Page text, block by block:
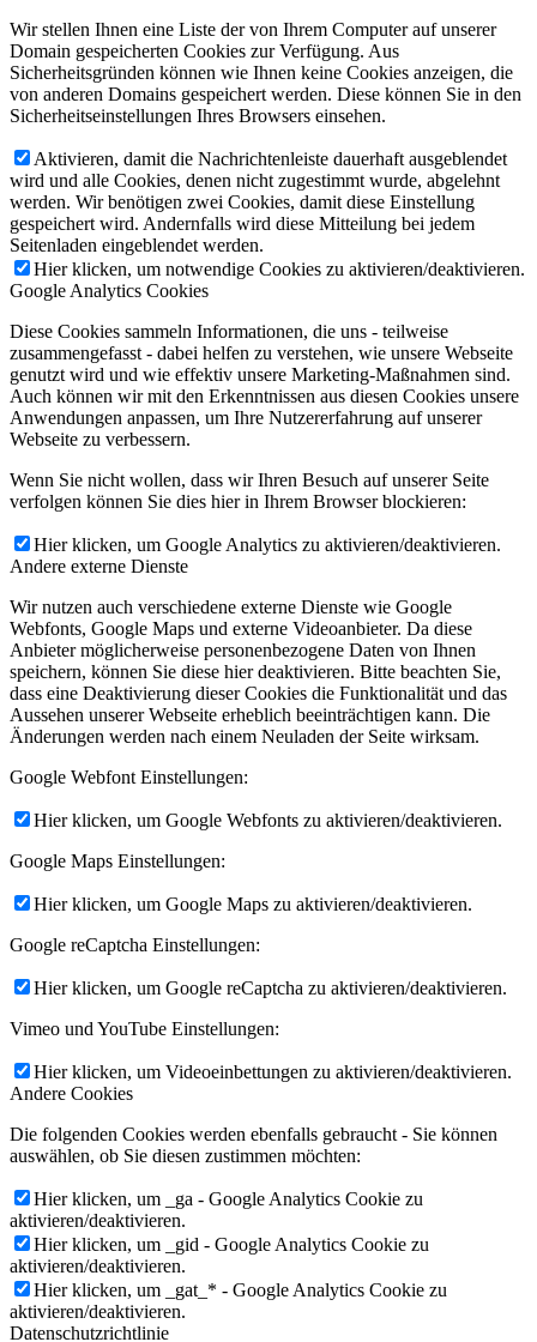
Wir stellen Ihnen eine Liste der von Ihrem Computer auf unserer
Domain gespeicherten Cookies zur Verfügung. Aus
Sicherheitsgründen können wie Ihnen keine Cookies anzeigen, die
von anderen Domains gespeichert werden. Diese können Sie in den
Sicherheitseinstellungen Ihres Browsers einsehen.
Aktivieren, damit die Nachrichtenleiste dauerhaft ausgeblendet
wird und alle Cookies, denen nicht zugestimmt wurde, abgelehnt
werden. Wir benötigen zwei Cookies, damit diese Einstellung
gespeichert wird. Andernfalls wird diese Mitteilung bei jedem
Seitenladen eingeblendet werden.
Hier klicken, um notwendige Cookies zu aktivieren/deaktivieren.
Google Analytics Cookies
Diese Cookies sammeln Informationen, die uns - teilweise
zusammengefasst - dabei helfen zu verstehen, wie unsere Webseite
genutzt wird und wie effektiv unsere Marketing-Maßnahmen sind.
Auch können wir mit den Erkenntnissen aus diesen Cookies unsere
Anwendungen anpassen, um Ihre Nutzererfahrung auf unserer
Webseite zu verbessern.
Wenn Sie nicht wollen, dass wir Ihren Besuch auf unserer Seite
verfolgen können Sie dies hier in Ihrem Browser blockieren:
Hier klicken, um Google Analytics zu aktivieren/deaktivieren.
Andere externe Dienste
Wir nutzen auch verschiedene externe Dienste wie Google
Webfonts, Google Maps und externe Videoanbieter. Da diese
Anbieter möglicherweise personenbezogene Daten von Ihnen
speichern, können Sie diese hier deaktivieren. Bitte beachten Sie,
dass eine Deaktivierung dieser Cookies die Funktionalität und das
Aussehen unserer Webseite erheblich beeinträchtigen kann. Die
Änderungen werden nach einem Neuladen der Seite wirksam.
Google Webfont Einstellungen:
Hier klicken, um Google Webfonts zu aktivieren/deaktivieren.
Google Maps Einstellungen:
Hier klicken, um Google Maps zu aktivieren/deaktivieren.
Google reCaptcha Einstellungen:
Hier klicken, um Google reCaptcha zu aktivieren/deaktivieren.
Vimeo und YouTube Einstellungen:
Hier klicken, um Videoeinbettungen zu aktivieren/deaktivieren.
Andere Cookies
Die folgenden Cookies werden ebenfalls gebraucht - Sie können
auswählen, ob Sie diesen zustimmen möchten:
Hier klicken, um _ga - Google Analytics Cookie zu
aktivieren/deaktivieren.
Hier klicken, um _gid - Google Analytics Cookie zu
aktivieren/deaktivieren.
Hier klicken, um _gat_* - Google Analytics Cookie zu
aktivieren/deaktivieren.
Datenschutzrichtlinie